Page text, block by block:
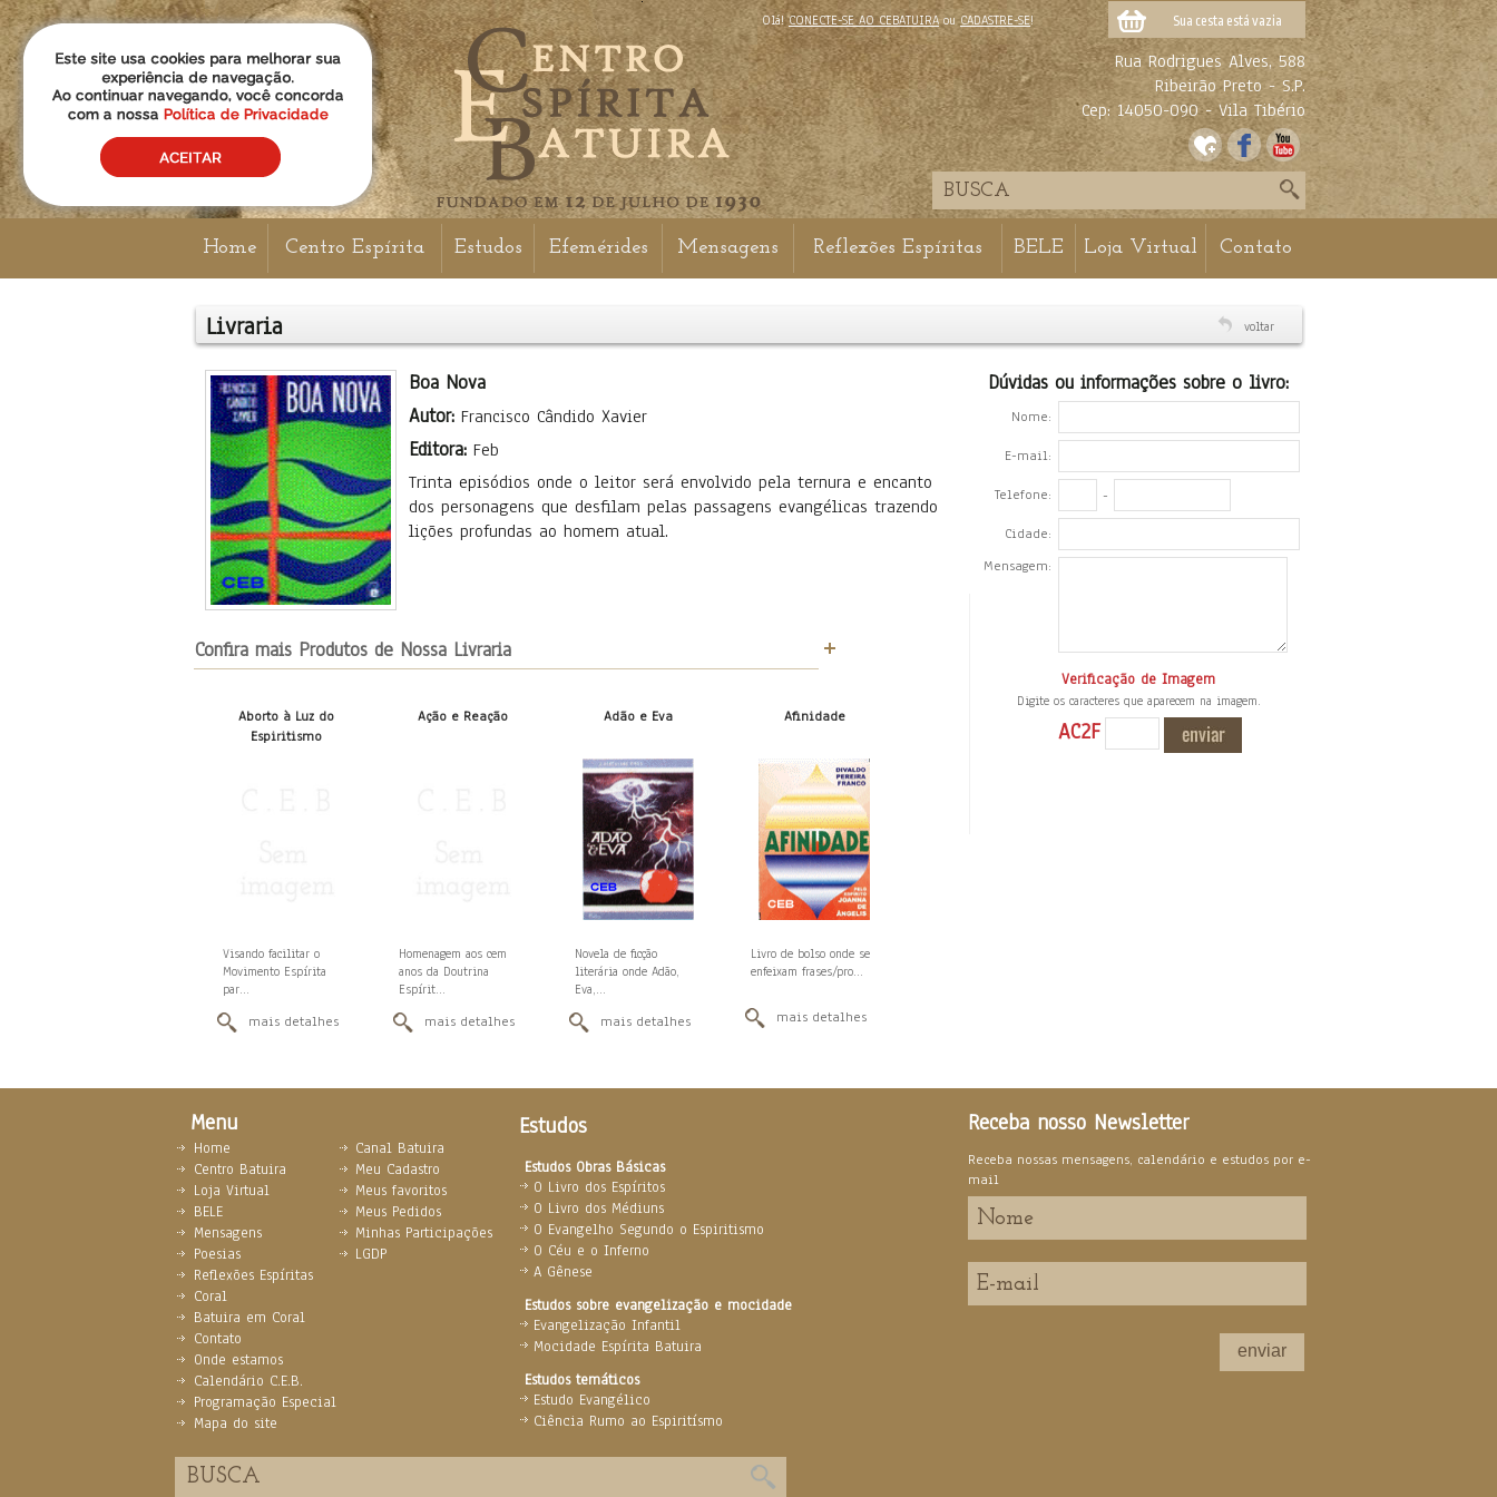
Olá!CONECTE-SE AO CEBATUIRAouCADASTRE-SE! Sua cesta está vazia
Rua Rodrigues Alves, 588
Ribeirão Preto - S.P.
Cep: 14050-090 - Vila Tibério
Home Centro Espírita Estudos Efemérides Mensagens Reflexões Espíritas BELE Loja Virtual Contato
Livraria voltar
Boa Nova
Autor: Francisco Cândido Xavier
Editora: Feb
Trinta episódios onde o leitor será envolvido pela ternura e encanto
dos personagens que desfilam pelas passagens evangélicas trazendo
lições profundas ao homem atual.
Confira mais Produtos de Nossa Livraria
Aborto à Luz do
Espiritismo
Visando facilitar o
Movimento Espírita
par...
mais detalhes
Ação e Reação
Homenagem aos cem
anos da Doutrina
Espírit...
mais detalhes
Adão e Eva
Novela de ficção
literária onde Adão,
Eva,...
mais detalhes
Afinidade
Livro de bolso onde se
enfeixam frases/pro...
mais detalhes
Dúvidas ou informações sobre o livro:
Nome:
E-mail:
Telefone: -
Cidade:
Mensagem:
Verificação de Imagem
Digite os caracteres que aparecem na imagem.
AC2F
Menu Estudos
Estudos Obras Básicas
O Livro dos Espíritos
O Livro dos Médiuns
O Evangelho Segundo o Espiritismo
O Céu e o Inferno
A Gênese
Estudos sobre evangelização e mocidade
Evangelização Infantil
Mocidade Espírita Batuira
Estudos temáticos
Estudo Evangélico
Ciência Rumo ao Espiritísmo
Home
Centro Batuira
Loja Virtual
BELE
Mensagens
Poesias
Reflexões Espíritas
Coral
Batuira em Coral
Contato
Onde estamos
Calendário C.E.B.
Programação Especial
Mapa do site
Canal Batuira
Meu Cadastro
Meus favoritos
Meus Pedidos
Minhas Participações
LGDP
Receba nosso Newsletter
Receba nossas mensagens, calendário e estudos por e-
mail
enviar